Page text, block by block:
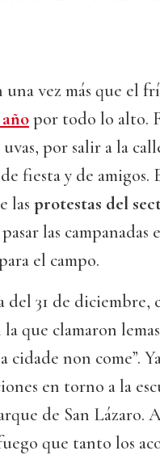
una vez más que el
por todo lo alto.
por salir a la
fiesta y de amigos.
las protestas del
las campanadas
el campo.
31 de diciembre,
que clamaron
cidade non come”.
en torno a la
de San Lázaro.
que tanto los